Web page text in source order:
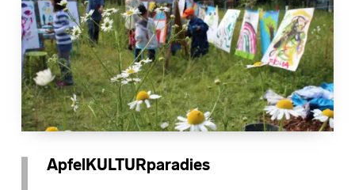
ApfelKULTURparadies